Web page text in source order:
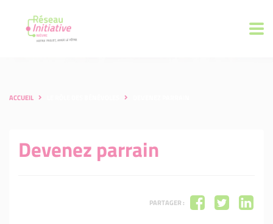
ACCUEIL
Devenez parrain
PARTAGER :